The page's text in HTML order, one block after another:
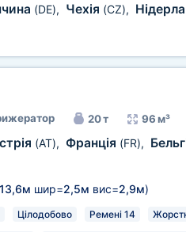
(DE), Чехія (CZ),
20 т 96 м³
(AT), Франція (FR),
13,6м шир=2,5м вис=2,9м)
Цілодобово Ремені 14